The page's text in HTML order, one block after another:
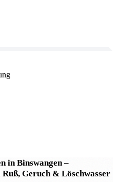
in Binswangen–
Geruch & Löschwasser